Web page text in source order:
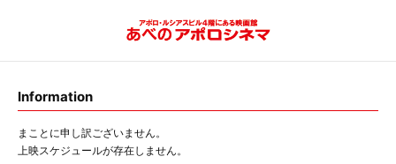
Information
まことに申し訳ございません。
上映スケジュールが存在しません。